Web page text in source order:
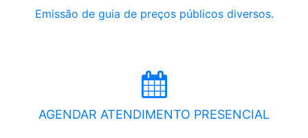
Emissão de guia de preços públicos diversos.
AGENDAR ATENDIMENTO PRESENCIAL